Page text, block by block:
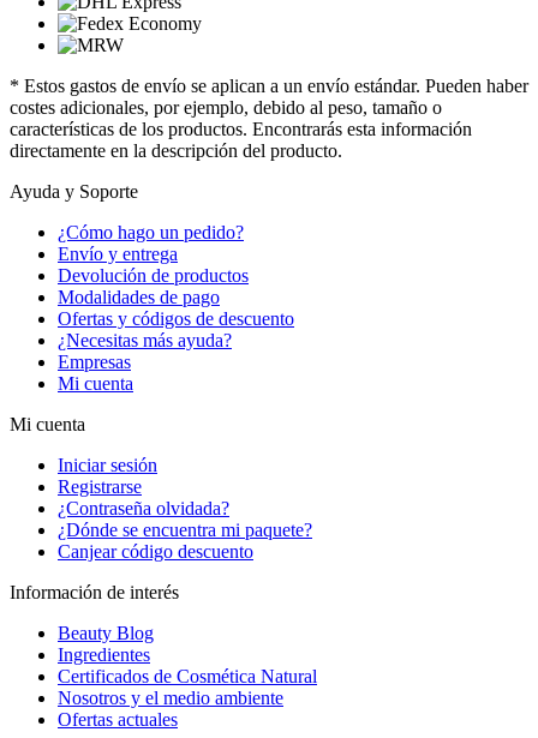
* Estos gastos de envío se aplican a un envío estándar. Pueden haber
costes adicionales, por ejemplo, debido al peso, tamaño o
características de los productos. Encontrarás esta información
directamente en la descripción del producto.
Ayuda y Soporte
¿Cómo hago un pedido?
Envío y entrega
Devolución de productos
Modalidades de pago
Ofertas y códigos de descuento
¿Necesitas más ayuda?
Empresas
Mi cuenta
Mi cuenta
Iniciar sesión
Registrarse
¿Contraseña olvidada?
¿Dónde se encuentra mi paquete?
Canjear código descuento
Información de interés
Beauty Blog
Ingredientes
Certificados de Cosmética Natural
Nosotros y el medio ambiente
Ofertas actuales